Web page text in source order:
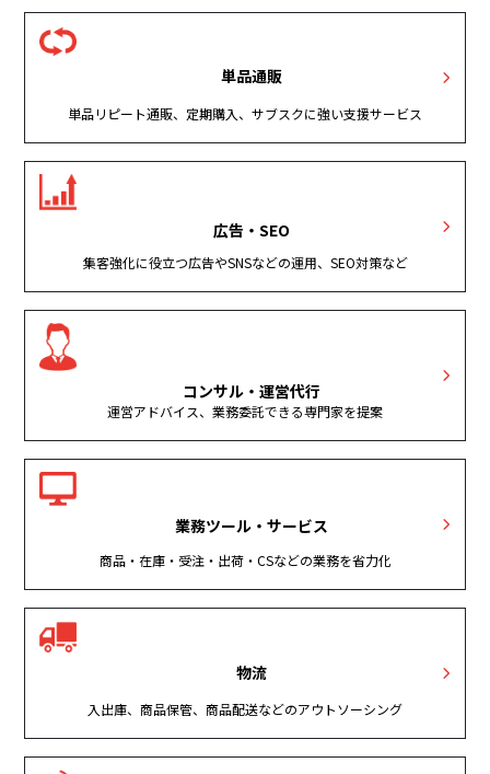
単品通販
単品リピート通販、定期購入、サブスクに強い支援サービス
広告・SEO
集客強化に役立つ広告やSNSなどの運用、SEO対策など
コンサル・運営代行
運営アドバイス、業務委託できる専門家を提案
業務ツール・サービス
商品・在庫・受注・出荷・CSなどの業務を省力化
物流
入出庫、商品保管、商品配送などのアウトソーシング